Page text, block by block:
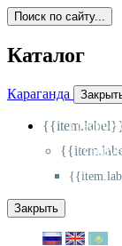
Поиск по сайту...
Каталог
Караганда
{{item.label}}
Закрыть